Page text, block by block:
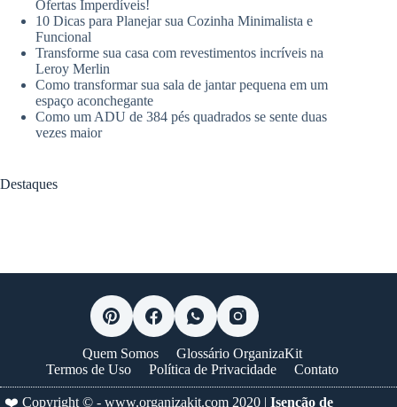
Ofertas Imperdíveis!
10 Dicas para Planejar sua Cozinha Minimalista e
Funcional
Transforme sua casa com revestimentos incríveis na
Leroy Merlin
Como transformar sua sala de jantar pequena em um
espaço aconchegante
Como um ADU de 384 pés quadrados se sente duas
vezes maior
Destaques
Quem Somos
Glossário OrganizaKit
Termos de Uso
Política de Privacidade Contato
❤️ Copyright © - www.organizakit.com 2020 | Isenção de